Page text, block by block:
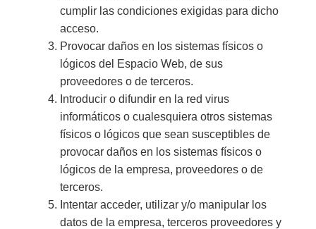
cumplir las condiciones exigidas para dicho
acceso.
Provocar daños en los sistemas físicos o
lógicos del Espacio Web, de sus
proveedores o de terceros.
Introducir o difundir en la red virus
informáticos o cualesquiera otros sistemas
físicos o lógicos que sean susceptibles de
provocar daños en los sistemas físicos o
lógicos de la empresa, proveedores o de
terceros.
Intentar acceder, utilizar y/o manipular los
datos de la empresa, terceros proveedores y